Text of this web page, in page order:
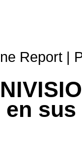
Report |